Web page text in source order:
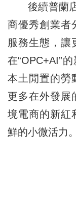
後續普蘭店
商優秀創業者
服務生態，讓
在“OPC+AI”
本土閒置的勞
更多在外發展
境電商的新紅
鮮的小微活力